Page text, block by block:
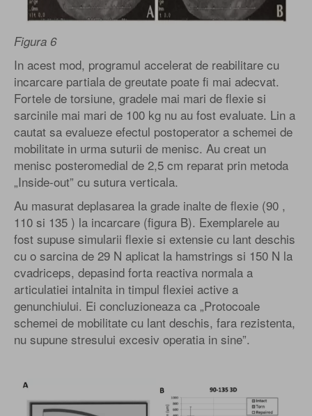
Figura 6
In acest mod, programul accelerat de reabilitare cu
incarcare partiala de greutate poate fi mai adecvat.
Fortele de torsiune, gradele mai mari de flexie si
sarcinile mai mari de 100 kg nu au fost evaluate. Lin a
cautat sa evalueze efectul postoperator a schemei de
mobilitate in urma suturii de menisc. Au creat un
menisc posteromedial de 2,5 cm reparat prin metoda
„Inside-out” cu sutura verticala.
Au masurat deplasarea la grade inalte de flexie (90 ,
110 si 135 ) la incarcare (figura B). Exemplarele au
fost supuse simularii flexie si extensie cu lant deschis
cu o sarcina de 29 N aplicat la hamstrings si 150 N la
cvadriceps, depasind forta reactiva normala a
articulatiei intalnita in timpul flexiei active a
genunchiului. Ei concluzioneaza ca „Protocoale
schemei de mobilitate cu lant deschis, fara rezistenta,
nu supune stresului excesiv operatia in sine”.